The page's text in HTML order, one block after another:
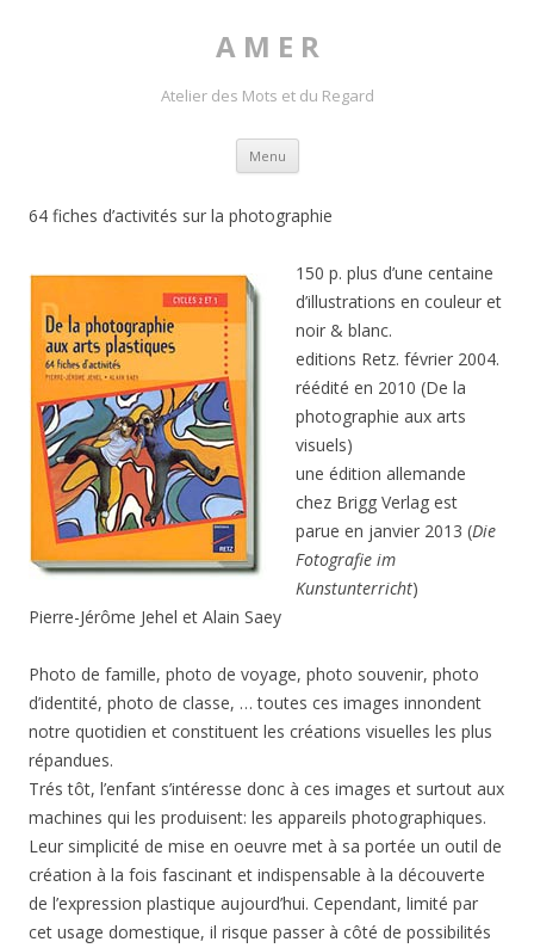
A M E R
Atelier des Mots et du Regard
Menu Skip to content
64 fiches d’activités sur la photographie
150 p. plus d’une centaine
d’illustrations en couleur et
noir & blanc.
editions Retz. février 2004.
réédité en 2010 (De la
photographie aux arts
visuels)
une édition allemande
chez Brigg Verlag est
parue en janvier 2013 (Die
Fotografie im
Kunstunterricht)
Pierre-Jérôme Jehel et Alain Saey
Photo de famille, photo de voyage, photo souvenir, photo
d’identité, photo de classe, … toutes ces images innondent
notre quotidien et constituent les créations visuelles les plus
répandues.
Trés tôt, l’enfant s’intéresse donc à ces images et surtout aux
machines qui les produisent: les appareils photographiques.
Leur simplicité de mise en oeuvre met à sa portée un outil de
création à la fois fascinant et indispensable à la découverte
de l’expression plastique aujourd’hui. Cependant, limité par
cet usage domestique, il risque passer à côté de possibilités